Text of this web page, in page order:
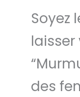
Soyez
laisser
des